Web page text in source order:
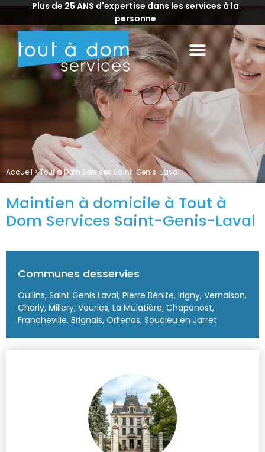
Plus de 25 ANS d'expertise dans les services à la
personne
Accueil >Tout à Dom Services Saint-Genis-Laval
Maintien à domicile à Tout à
Dom Services Saint-Genis-Laval
Communes desservies
Oullins, Saint Genis Laval, Pierre Bénite, Irigny, Vernaison,
Charly, Millery, Vourles, La Mulatière, Chaponost,
Francheville, Brignais, Orlienas, Soucieu en Jarret